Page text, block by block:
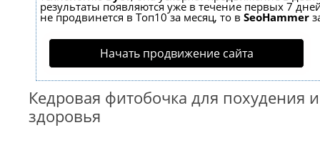
результаты появляются уже в течение первых 7
не продвинется в Топ10 за месяц, то в SeoHammer
Начать продвижение сайта
Кедровая фитобочка для похудения
здоровья